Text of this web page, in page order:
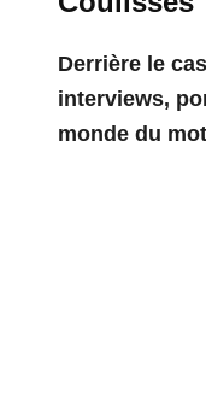
Derrière le
interviews,
monde du